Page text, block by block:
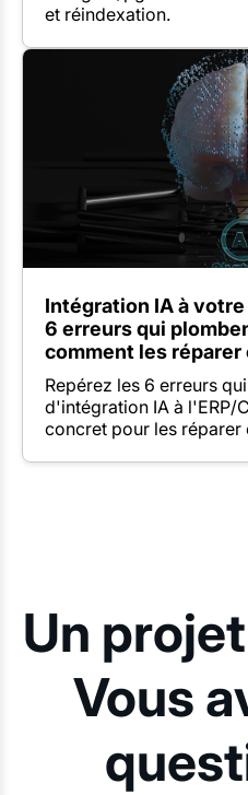
et réindexation.
Intégration IA à votre
6 erreurs qui
comment les réparer
Repérez les 6 erreurs
d'intégration IA à l'ERP/
concret pour les réparer
Un
Vous